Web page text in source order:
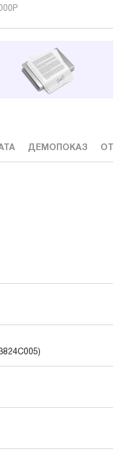
Р
ДЕМОПОКАЗ